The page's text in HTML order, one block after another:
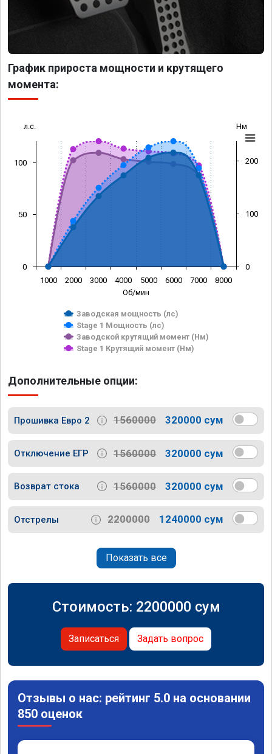
График прироста мощности и крутящего
момента:
Об/мин
л.с. Нм
Заводская мощность (лс)
Stage 1 Мощность (лс)
Заводской крутящий момент (Нм)
Stage 1 Крутящий момент (Нм)
1000 2000 3000 4000 5000 6000 7000 8000
0
50
100
0
100
200
Дополнительные опции:
Прошивка Евро 2 1560000 320000 сум
Отключение ЕГР 1560000 320000 сум
Возврат стока 1560000 320000 сум
Отстрелы 2200000 1240000 сум
Показать все
Стоимость: 2200000 сум
Записаться Задать вопрос
Отзывы о нас: рейтинг 5.0 на основании
850 оценок